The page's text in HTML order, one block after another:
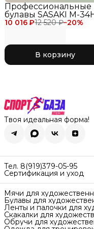
10 016 ₽12 520 ₽−20%
Профессиональные
булавы SASAKI M-
для соревнований
В корзину
Твоя идеальная форма!
Тел. 8(919)379-05-95
Сертификация и уход
Мячи для
Булавы для
Ленты и палочки для
Скакалки для
Обручи для